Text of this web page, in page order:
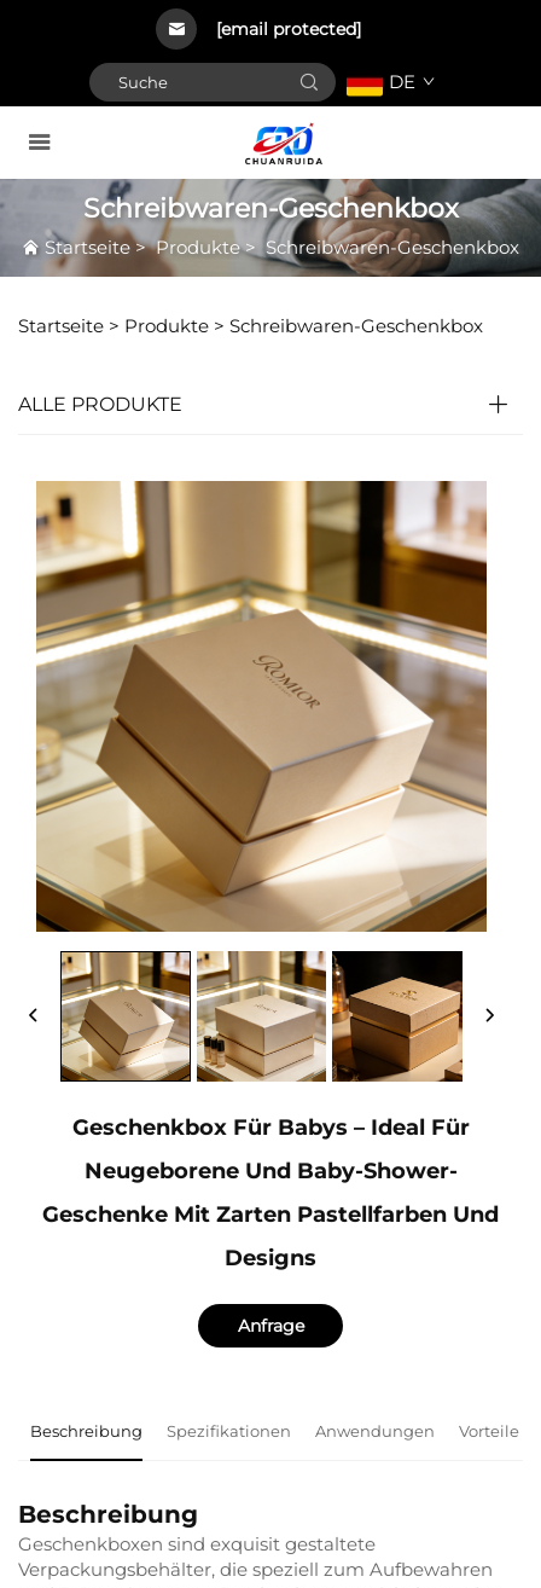
[email protected]
DE
Schreibwaren-Geschenkbox
Startseite>Produkte> Schreibwaren-Geschenkbox
Startseite > Produkte > Schreibwaren-Geschenkbox
ALLE PRODUKTE
Geschenkbox Für Babys – Ideal Für
Neugeborene Und Baby-Shower-
Geschenke Mit Zarten Pastellfarben Und
Designs
Anfrage
Beschreibung Spezifikationen Anwendungen Vorteile
Beschreibung
Geschenkboxen sind exquisit gestaltete
Verpackungsbehälter, die speziell zum Aufbewahren